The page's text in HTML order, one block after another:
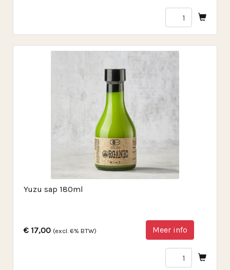
Yuzu sap 180ml
€ 17,00 (excl. 6% BTW) Meer info